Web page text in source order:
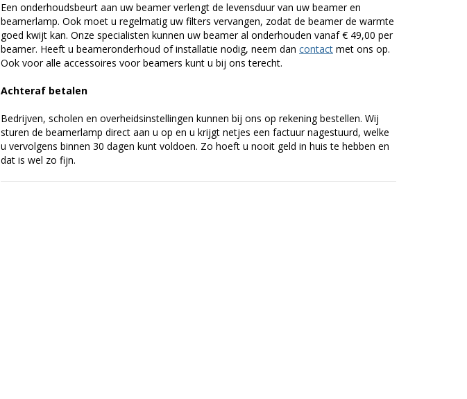
Een onderhoudsbeurt aan uw beamer verlengt de levensduur van uw beamer en
beamerlamp. Ook moet u regelmatig uw filters vervangen, zodat de beamer de warmte
goed kwijt kan. Onze specialisten kunnen uw beamer al onderhouden vanaf € 49,00 per
beamer. Heeft u beameronderhoud of installatie nodig, neem dan contact met ons op.
Ook voor alle accessoires voor beamers kunt u bij ons terecht.
Achteraf betalen
Bedrijven, scholen en overheidsinstellingen kunnen bij ons op rekening bestellen. Wij
sturen de beamerlamp direct aan u op en u krijgt netjes een factuur nagestuurd, welke
u vervolgens binnen 30 dagen kunt voldoen. Zo hoeft u nooit geld in huis te hebben en
dat is wel zo fijn.